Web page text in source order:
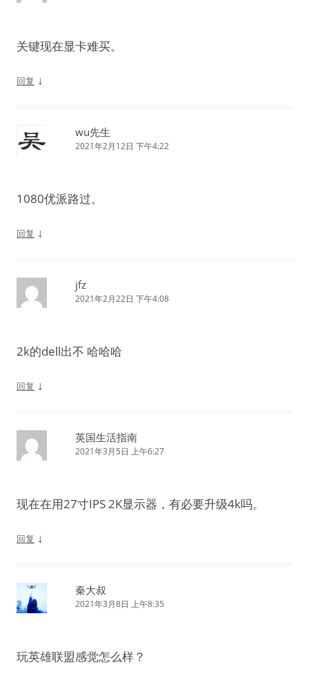
关键现在显卡难买。
回复 ↓
wu先生
2021年2月12日 下午4:22
1080优派路过。
回复 ↓
jfz
2021年2月22日 下午4:08
2k的dell出不 哈哈哈
回复 ↓
英国生活指南
2021年3月5日 上午6:27
现在在用27寸IPS 2K显示器，有必要升级4k吗。
回复 ↓
秦大叔
2021年3月8日 上午8:35
玩英雄联盟感觉怎么样？